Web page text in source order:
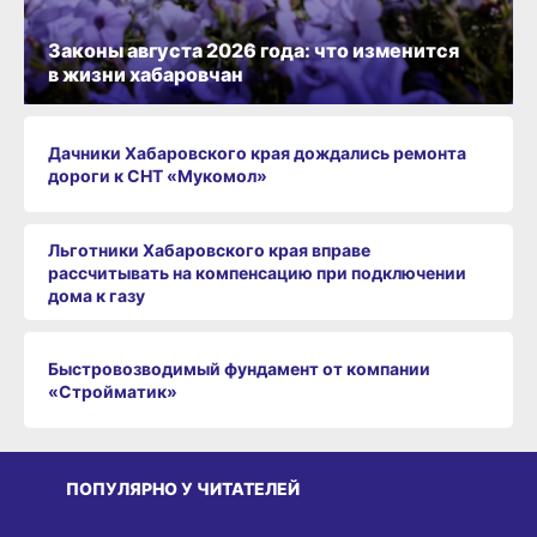
Дачники Хабаровского края дождались ремонта
дороги к СНТ «Мукомол»
Льготники Хабаровского края вправе
рассчитывать на компенсацию при подключении
дома к газу
Быстровозводимый фундамент от компании
«Стройматик»
Законы августа 2026 года: что изменится
в жизни хабаровчан
ПОПУЛЯРНО У ЧИТАТЕЛЕЙ